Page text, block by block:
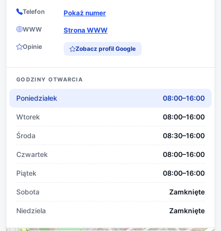
Telefon Pokaż numer
WWW Strona WWW
Opinie Zobacz profil Google
GODZINY OTWARCIA
Poniedziałek 08:00–16:00
Wtorek 08:00–16:00
Środa 08:30–16:00
Czwartek 08:00–16:00
Piątek 08:00–16:00
Sobota Zamknięte
Niedziela Zamknięte